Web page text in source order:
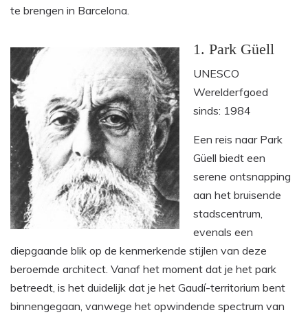
te brengen in Barcelona.
1. Park Güell
UNESCO
Werelderfgoed
sinds: 1984
Een reis naar Park
Güell biedt een
serene ontsnapping
aan het bruisende
stadscentrum,
evenals een
diepgaande blik op de kenmerkende stijlen van deze
beroemde architect. Vanaf het moment dat je het park
betreedt, is het duidelijk dat je het Gaudí-territorium bent
binnengegaan, vanwege het opwindende spectrum van